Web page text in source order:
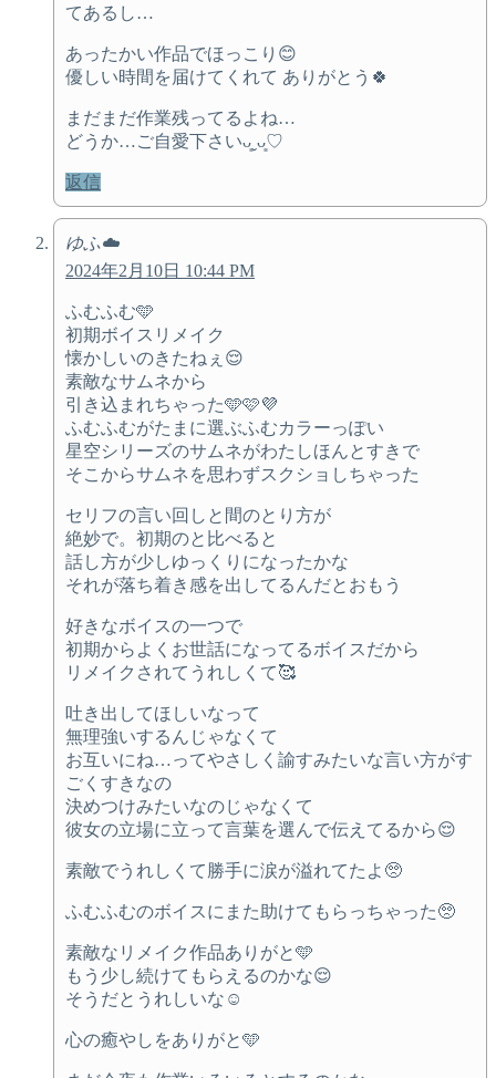
てあるし…
あったかい作品でほっこり😊
優しい時間を届けてくれて ありがとう🍀
まだまだ作業残ってるよね…
どうか…ご自愛下さいᴗ͈ˬᴗ͈♡
返信
ゆふ☁️
2024年2月10日 10:44 PM
ふむふむ🩵
初期ボイスリメイク
懐かしいのきたねぇ😌
素敵なサムネから
引き込まれちゃった🩵🩷💜
ふむふむがたまに選ぶふむカラーっぽい
星空シリーズのサムネがわたしほんとすきで
そこからサムネを思わずスクショしちゃった
セリフの言い回しと間のとり方が
絶妙で。初期のと比べると
話し方が少しゆっくりになったかな
それが落ち着き感を出してるんだとおもう
好きなボイスの一つで
初期からよくお世話になってるボイスだから
リメイクされてうれしくて🥰
吐き出してほしいなって
無理強いするんじゃなくて
お互いにね…ってやさしく諭すみたいな言い方がす
ごくすきなの
決めつけみたいなのじゃなくて
彼女の立場に立って言葉を選んで伝えてるから😌
素敵でうれしくて勝手に涙が溢れてたよ🥺
ふむふむのボイスにまた助けてもらっちゃった🥺
素敵なリメイク作品ありがと🩵
もう少し続けてもらえるのかな😌
そうだとうれしいな☺️
心の癒やしをありがと🩵